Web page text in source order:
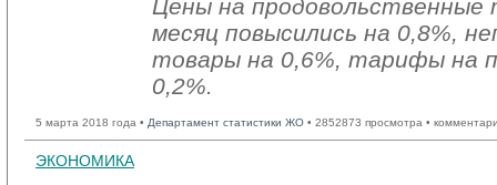
Цены на
месяц повысились на 0,8%,
товары на 0,6%, тарифы на
0,2%.
5 марта 2018 года • Департамент статистики ЖО • 2852873 просмотра •
ЭКОНОМИКА